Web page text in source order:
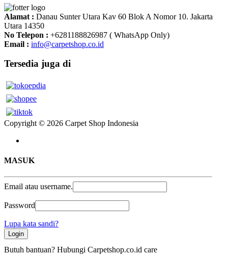
Alamat : Danau Sunter Utara Kav 60 Blok A Nomor 10. Jakarta
Utara 14350
No Telepon : +6281188826987 ( WhatsApp Only)
Email : info@carpetshop.co.id
Tersedia juga di
Copyright © 2026 Carpet Shop Indonesia
MASUK
Email atau username.
Password
Lupa kata sandi?
Login
Butuh bantuan? Hubungi Carpetshop.co.id care